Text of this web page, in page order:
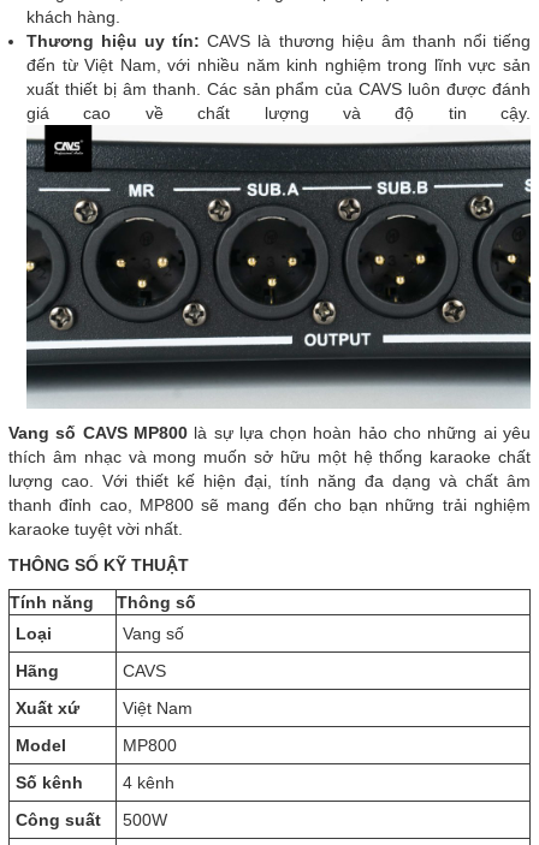
khách hàng.
Thương hiệu uy tín: CAVS là thương hiệu âm thanh nổi tiếng
đến từ Việt Nam, với nhiều năm kinh nghiệm trong lĩnh vực sản
xuất thiết bị âm thanh. Các sản phẩm của CAVS luôn được đánh
giá cao về chất lượng và độ tin cậy.
Vang số CAVS MP800là sự lựa chọn hoàn hảo cho những ai yêu
thích âm nhạc và mong muốn sở hữu một hệ thống karaoke chất
lượng cao. Với thiết kế hiện đại, tính năng đa dạng và chất âm
thanh đỉnh cao, MP800 sẽ mang đến cho bạn những trải nghiệm
karaoke tuyệt vời nhất.
THÔNG SỐ KỸ THUẬT
Tính năng
Thông số
Loại
Vang số
Hãng
CAVS
Xuất xứ
Việt Nam
Model
MP800
Số kênh
4 kênh
Công suất
500W